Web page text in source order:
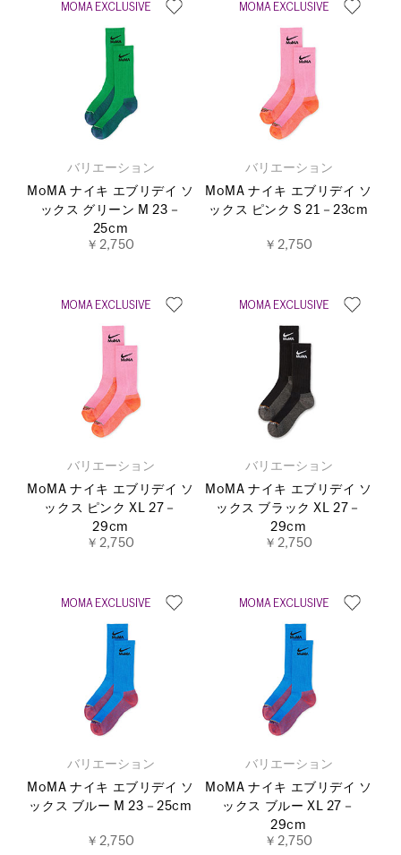
バリエーション
MoMA ナイキ エブリデイ ソ
ックス グリーン M 23－
25cm
￥2,750
バリエーション
MoMA ナイキ エブリデイ ソ
ックス ピンク S 21－23cm
￥2,750
バリエーション
MoMA ナイキ エブリデイ ソ
ックス ピンク XL 27－
29cm
￥2,750
バリエーション
MoMA ナイキ エブリデイ ソ
ックス ブラック XL 27－
29cm
￥2,750
バリエーション
MoMA ナイキ エブリデイ ソ
ックス ブルー M 23－25cm
￥2,750
バリエーション
MoMA ナイキ エブリデイ ソ
ックス ブルー XL 27－
29cm
￥2,750